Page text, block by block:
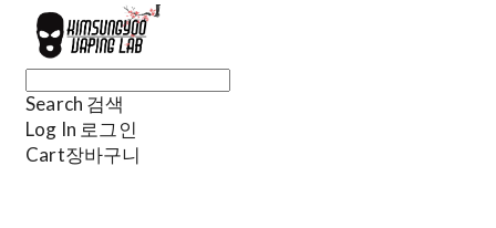
Search 검색
Log In 로그인
Cart장바구니